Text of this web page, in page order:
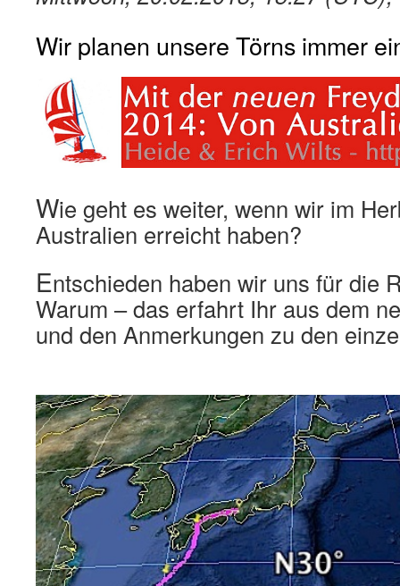
Wir planen unsere Törns immer
Wie geht es weiter, wenn wir im
Australien erreicht haben?
Entschieden haben wir uns für die
Warum – das erfahrt Ihr aus dem
und den Anmerkungen zu den